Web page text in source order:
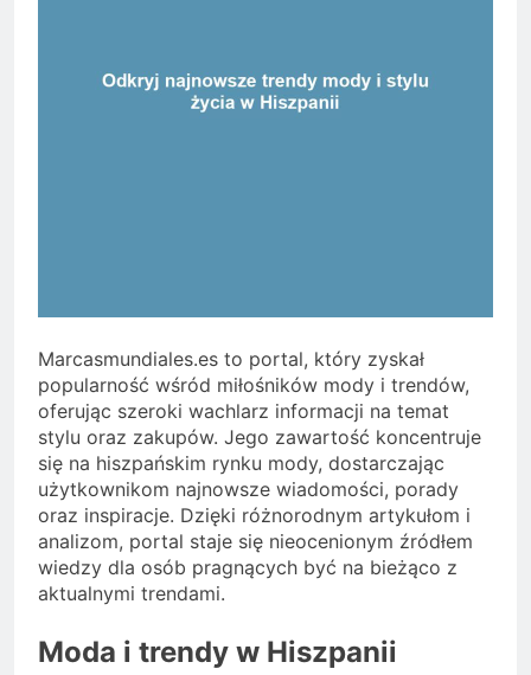
Marcasmundiales.es to portal, który zyskał
popularność wśród miłośników mody i trendów,
oferując szeroki wachlarz informacji na temat
stylu oraz zakupów. Jego zawartość koncentruje
się na hiszpańskim rynku mody, dostarczając
użytkownikom najnowsze wiadomości, porady
oraz inspiracje. Dzięki różnorodnym artykułom i
analizom, portal staje się nieocenionym źródłem
wiedzy dla osób pragnących być na bieżąco z
aktualnymi trendami.
Moda i trendy w Hiszpanii